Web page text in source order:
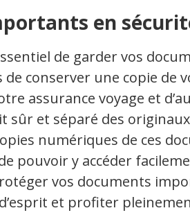
en
de garder vos
conserver une copie de
assurance voyage et
sûr et séparé des
numériques de ces
pouvoir y accéder
vos documents
et profiter